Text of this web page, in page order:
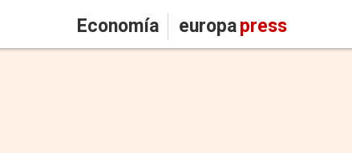
Economía europapress